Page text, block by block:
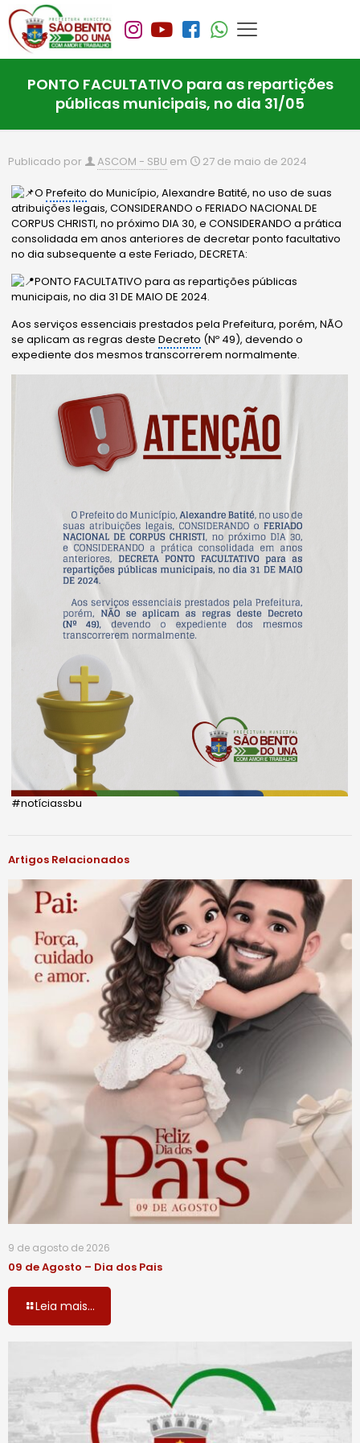
PONTO FACULTATIVO para as repartições
públicas municipais, no dia 31/05
Publicado por ASCOM - SBU em 27 de maio de 2024
OPrefeito do Município, Alexandre Batité, no uso de suas
atribuições legais, CONSIDERANDO o FERIADO NACIONAL DE
CORPUS CHRISTI, no próximo DIA 30, e CONSIDERANDO a prática
consolidada em anos anteriores de decretar ponto facultativo
no dia subsequente a este Feriado, DECRETA:
PONTO FACULTATIVO para as repartições públicas
municipais, no dia 31 DE MAIO DE 2024.
Aos serviços essenciais prestados pela Prefeitura, porém, NÃO
se aplicam as regras desteDecreto (Nº 49), devendo o
expediente dos mesmos transcorrerem normalmente.
#notíciassbu
Artigos Relacionados
9 de agosto de 2026
09 de Agosto – Dia dos Pais
Leia mais...